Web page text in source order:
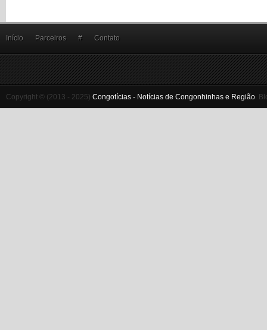
Início Parceiros # Contato
Copyright © (2013 - 2025) Congotícias - Notícias de Congonhinhas e Região.